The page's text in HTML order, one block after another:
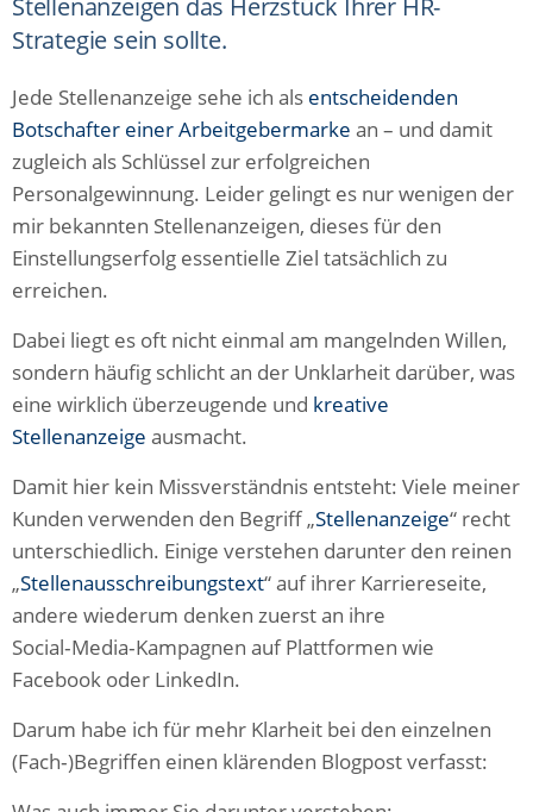
Stellenanzeigen das Herzstück Ihrer HR-
Strategie sein sollte.
Jede Stellenanzeige sehe ich als entscheidenden
Botschafter einer Arbeitgebermarke an – und damit
zugleich als Schlüssel zur erfolgreichen
Personalgewinnung. Leider gelingt es nur wenigen der
mir bekannten Stellenanzeigen, dieses für den
Einstellungserfolg essentielle Ziel tatsächlich zu
erreichen.
Dabei liegt es oft nicht einmal am mangelnden Willen,
sondern häufig schlicht an der Unklarheit darüber, was
eine wirklich überzeugende und kreative
Stellenanzeige ausmacht.
Damit hier kein Missverständnis entsteht: Viele meiner
Kunden verwenden den Begriff „Stellenanzeige“ recht
unterschiedlich. Einige verstehen darunter den reinen
„Stellenausschreibungstext“ auf ihrer Karriereseite,
andere wiederum denken zuerst an ihre
Social‑Media‑Kampagnen auf Plattformen wie
Facebook oder LinkedIn.
Darum habe ich für mehr Klarheit bei den einzelnen
(Fach‑)Begriffen einen klärenden Blogpost verfasst: